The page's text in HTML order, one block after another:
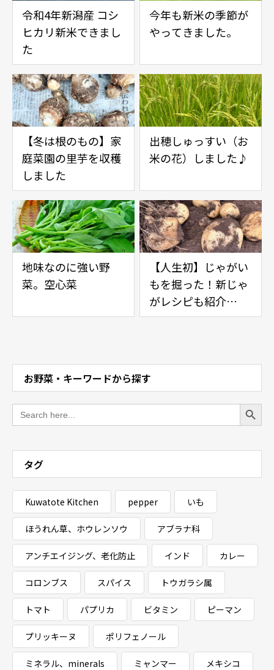
令和4年新潟産 コシ
ヒカリ新米できまし
た
今年も新米の季節が
やってきました。
【冬は根のもの】家
庭菜園の里芋を収穫
しました
出穂しゅっすい（お
米の花）しました♪
地味なのに強い野
菜。空心菜
【人生初】じゃがい
もを掘った！新じゃ
がレシピも紹介
中。-Potato
お野菜・キーワードから探す
Search
for:
Search Button
タグ
Kuwatote Kitchen pepper いも
ほうれん草、ホウレンソウ アブラナ科
アンチエイジング、老化防止 インド カレー
コロンブス スパイス トウガラシ属
トマト パプリカ ビタミン ピーマン
プリッキーヌ ポリフェノール
ミネラル、minerals ミャンマー メキシコ